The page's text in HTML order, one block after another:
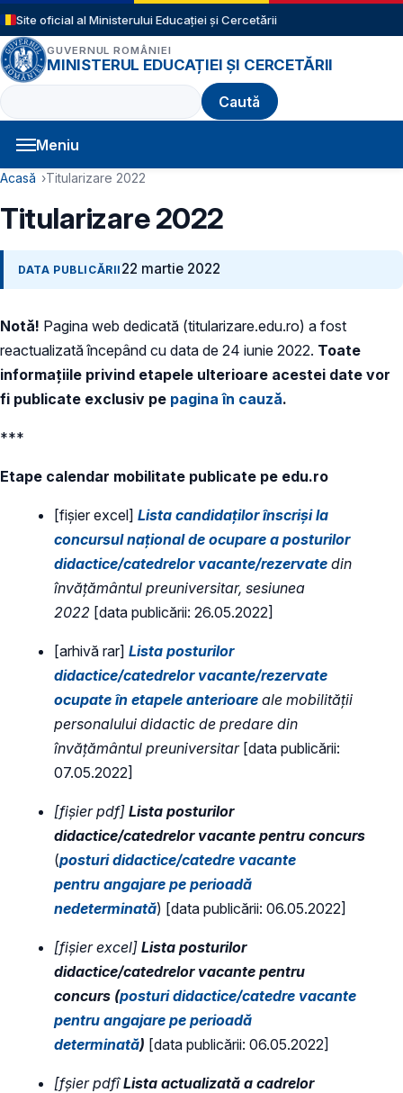
Sari la conținutul principal
Site oficial al Ministerului Educației și Cercetării
GUVERNUL ROMÂNIEI
MINISTERUL EDUCAȚIEI ȘI CERCETĂRII
Caută
Meniu
Navigație principală
Cale de navigare
Acasă Titularizare 2022
Titularizare 2022
DATA PUBLICĂRII 22 martie 2022
Notă! Pagina web dedicată (titularizare.edu.ro) a fost
reactualizată începând cu data de 24 iunie 2022. Toate
informațiile privind etapele ulterioare acestei date vor
fi publicate exclusiv pe pagina în cauză.
***
Etape calendar mobilitate publicate pe edu.ro
[fișier excel] Lista candidaţilor înscrişi la
concursul naţional de ocupare a posturilor
didactice/catedrelor vacante/rezervate din
învăţământul preuniversitar, sesiunea
2022 [data publicării: 26.05.2022]
[arhivă rar] Lista posturilor
didactice/catedrelor vacante/rezervate
ocupate în etapele anterioare ale mobilității
personalului didactic de predare din
învățământul preuniversitar [data publicării:
07.05.2022]
[fișier pdf] Lista posturilor
didactice/catedrelor vacante pentru concurs
(posturi didactice/catedre vacante
pentru angajare pe perioadă
nedeterminată) [data publicării: 06.05.2022]
[fișier excel] Lista posturilor
didactice/catedrelor vacante pentru
concurs (posturi didactice/catedre vacante
pentru angajare pe perioadă
determinată) [data publicării: 06.05.2022]
[fșier pdfîLista actualizată a cadrelor